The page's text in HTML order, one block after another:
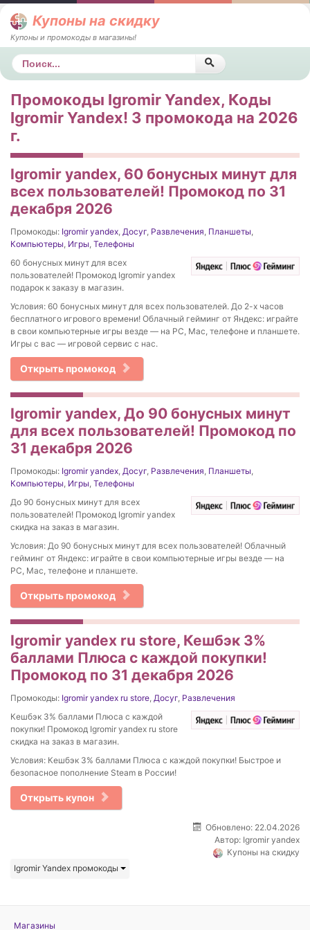
Купоны на скидку
Купоны и промокоды в магазины!
Поиск
Промокоды Igromir Yandex, Коды
Igromir Yandex! 3 промокода на 2026
г.
Igromir yandex, 60 бонусных минут для
всех пользователей! Промокод по 31
декабря 2026
Промокоды: Igromir yandex, Досуг, Развлечения, Планшеты,
Компьютеры, Игры, Телефоны
60 бонусных минут для всех
пользователей! Промокод Igromir yandex
подарок к заказу в магазин.
Условия: 60 бонусных минут для всех пользователей. До 2-х часов
бесплатного игрового времени! Облачный гейминг от Яндекс: играйте
в свои компьютерные игры везде — на PC, Mac, телефоне и планшете.
Игры с вас — игровой сервис с нас.
Открыть промокод
Igromir yandex, До 90 бонусных минут
для всех пользователей! Промокод по
31 декабря 2026
Промокоды: Igromir yandex, Досуг, Развлечения, Планшеты,
Компьютеры, Игры, Телефоны
До 90 бонусных минут для всех
пользователей! Промокод Igromir yandex
скидка на заказ в магазин.
Условия: До 90 бонусных минут для всех пользователей! Облачный
гейминг от Яндекс: играйте в свои компьютерные игры везде — на
PC, Mac, телефоне и планшете.
Открыть промокод
Igromir yandex ru store, Кешбэк 3%
баллами Плюса с каждой покупки!
Промокод по 31 декабря 2026
Промокоды: Igromir yandex ru store, Досуг, Развлечения
Кешбэк 3% баллами Плюса с каждой
покупки! Промокод Igromir yandex ru store
скидка на заказ в магазин.
Условия: Кешбэк 3% баллами Плюса с каждой покупки! Быстрое и
безопасное пополнение Steam в России!
Открыть купон
Обновлено: 22.04.2026
Автор: Igromir yandex
Купоны на скидку
Igromir Yandex промокоды
Магазины